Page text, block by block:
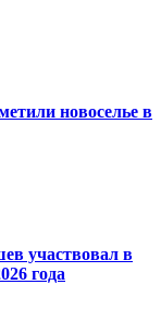
новоселье в
участвовал в
года